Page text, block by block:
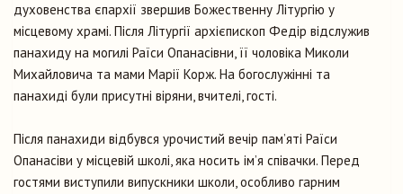
духовенства єпархії звершив Божественну Літургію у
місцевому храмі. Після Літургії архієпископ Федір відслужив
панахиду на могилі Раїси Опанасівни, її чоловіка Миколи
Михайловича та мами Марії Корж. На богослужінні та
панахиді були присутні віряни, вчителі, гості.
Після панахиди відбувся урочистий вечір пам’яті Раїси
Опанасіви у місцевій школі, яка носить ім’я співачки. Перед
гостями виступили випускники школи, особливо гарним